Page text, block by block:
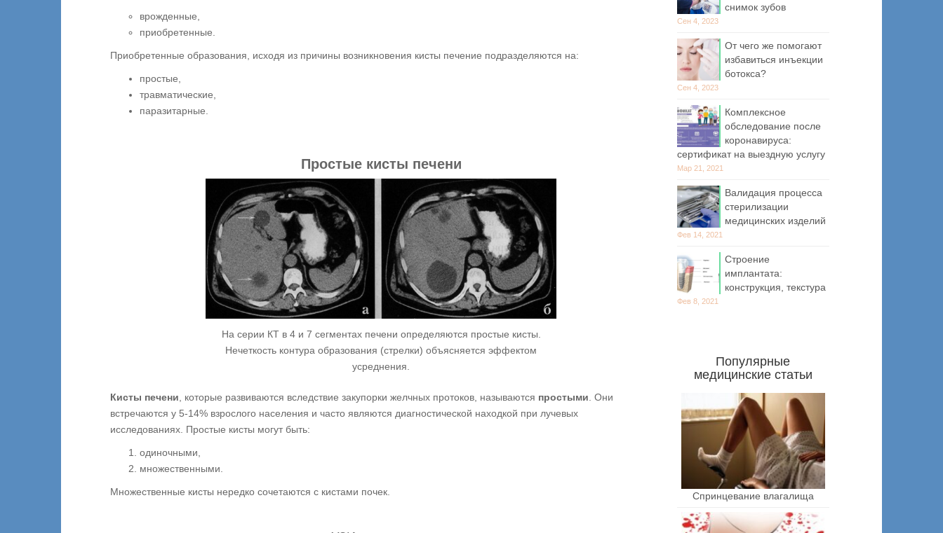
врожденные,
приобретенные.
Приобретенные образования, исходя из причины возникновения кисты печение подразделяются на:
простые,
травматические,
паразитарные.
Простые кисты печени
На серии КТ в 4 и 7 сегментах печени определяются простые кисты.
Нечеткость контура образования (стрелки) объясняется эффектом
усреднения.
Кисты печени, которые развиваются вследствие закупорки желчных протоков, называются простыми. Они
встречаются у 5-14% взрослого населения и часто являются диагностической находкой при лучевых
исследованиях. Простые кисты могут быть:
одиночными,
множественными.
Множественные кисты нередко сочетаются с кистами почек.
снимок зубов
Сен 4, 2023
От чего же помогают
избавиться инъекции
ботокса?
Сен 4, 2023
Комплексное
обследование после
коронавируса:
сертификат на выездную услугу
Мар 21, 2021
Валидация процесса
стерилизации
медицинских изделий
Фев 14, 2021
Строение
имплантата:
конструкция, текстура
Фев 8, 2021
Популярные
медицинские статьи
Спринцевание влагалища